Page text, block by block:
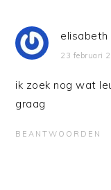
elisabeth
23 februari
ik zoek nog wat
graag
BEANTWOORDEN